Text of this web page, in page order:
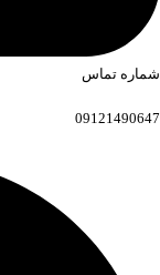
شماره تماس
09121490647